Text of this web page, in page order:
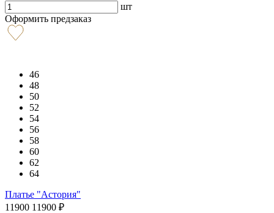
шт
Оформить предзаказ
46
48
50
52
54
56
58
60
62
64
Платье "Астория"
11900 11900 ₽